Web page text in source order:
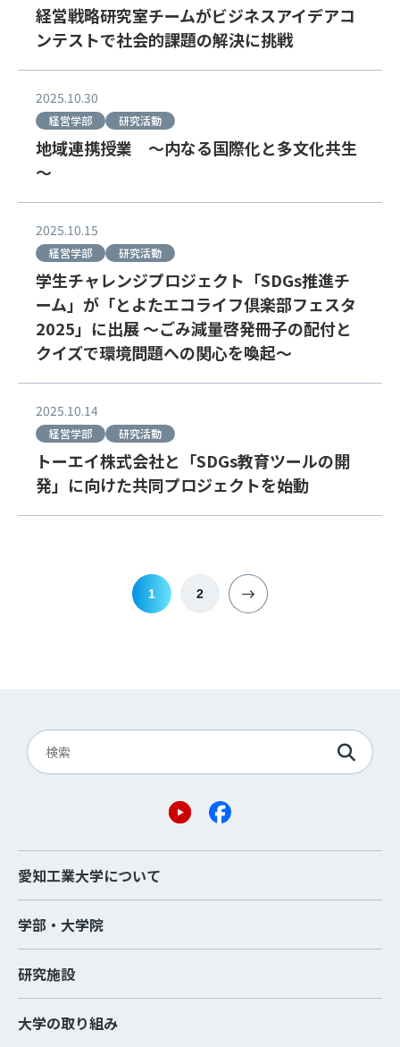
経営戦略研究室チームがビジネスアイデアコ
ンテストで社会的課題の解決に挑戦
2025.10.30
経営学部 研究活動
地域連携授業 ～内なる国際化と多文化共生
～
2025.10.15
経営学部 研究活動
学生チャレンジプロジェクト「SDGs推進チ
ーム」が「とよたエコライフ倶楽部フェスタ
2025」に出展 ～ごみ減量啓発冊子の配付と
クイズで環境問題への関心を喚起～
2025.10.14
経営学部 研究活動
トーエイ株式会社と「SDGs教育ツールの開
発」に向けた共同プロジェクトを始動
1 2
愛知工業大学について
学部・大学院
研究施設
大学の取り組み